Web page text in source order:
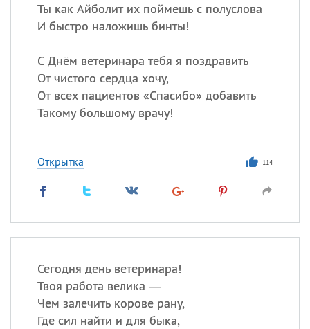
Ты как Айболит их поймешь с полуслова
И быстро наложишь бинты!
С Днём ветеринара тебя я поздравить
От чистого сердца хочу,
От всех пациентов «Спасибо» добавить
Такому большому врачу!
Открытка 114
Сегодня день ветеринара!
Твоя работа велика —
Чем залечить корове рану,
Где сил найти и для быка,